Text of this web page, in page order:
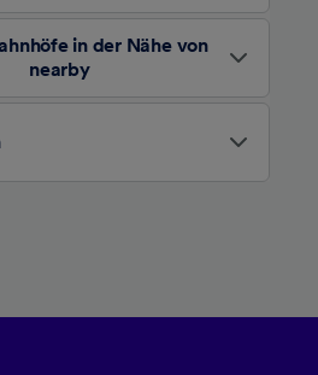
in der Nähe von
nearby
und Inhalte, Messung
und der Performance von
sowie